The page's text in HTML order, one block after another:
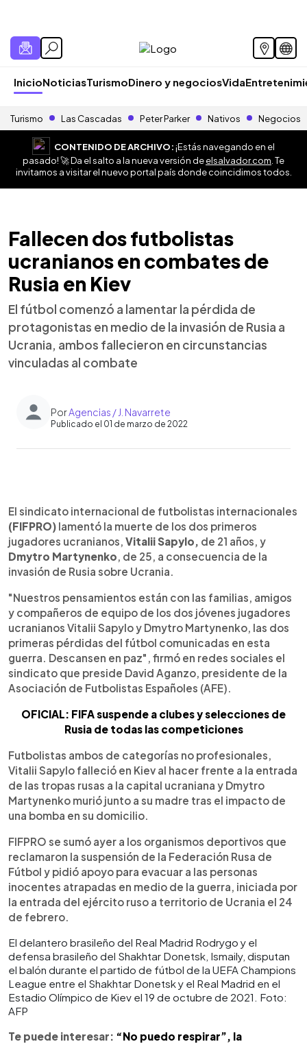
InicioNoticiasTurismoDinero y negociosVida
Turismo Las Cascadas Peter Parker Nativos Negocios
CONTENIDO DE ARCHIVO:¡Estás navegando en el
pasado! 🚀 Da el salto a la nueva versión deelsalvador.com . Te
invitamos a visitar el nuevo portal país donde coincidimos todos.
Fallecen dos futbolistas
ucranianos en combates de
Rusia en Kiev
El fútbol comenzó a lamentar la pérdida de
protagonistas en medio de la invasión de Rusia a
Ucrania, ambos fallecieron en circunstancias
vinculadas al combate
PorAgencias / J. Navarrete
Publicado el 01 de marzo de 2022
► Escuchar artículo
El sindicato internacional de futbolistas internacionales
(FIFPRO) lamentó la muerte de los dos primeros
jugadores ucranianos, Vitalii Sapylo, de 21 años, y
Dmytro Martynenko, de 25, a consecuencia de la
invasión de Rusia sobre Ucrania.
"Nuestros pensamientos están con las familias, amigos
y compañeros de equipo de los dos jóvenes jugadores
ucranianos Vitalii Sapylo y Dmytro Martynenko, las dos
primeras pérdidas del fútbol comunicadas en esta
guerra. Descansen en paz", firmó en redes sociales el
sindicato que preside David Aganzo, presidente de la
Asociación de Futbolistas Españoles (AFE).
OFICIAL: FIFA suspende a clubes y selecciones de
Rusia de todas las competiciones
Futbolistas ambos de categorías no profesionales,
Vitalii Sapylo falleció en Kiev al hacer frente a la entrada
de las tropas rusas a la capital ucraniana y Dmytro
Martynenko murió junto a su madre tras el impacto de
una bomba en su domicilio.
FIFPRO se sumó ayer a los organismos deportivos que
reclamaron la suspensión de la Federación Rusa de
Fútbol y pidió apoyo para evacuar a las personas
inocentes atrapadas en medio de la guerra, iniciada por
la entrada del ejército ruso a territorio de Ucrania el 24
de febrero.
El delantero brasileño del Real Madrid Rodrygo y el
defensa brasileño del Shakhtar Donetsk, Ismaily, disputan
el balón durante el partido de fútbol de la UEFA Champions
League entre el Shakhtar Donetsk y el Real Madrid en el
Estadio Olímpico de Kiev el 19 de octubre de 2021. Foto:
AFP
Te puede interesar: “No puedo respirar”, la